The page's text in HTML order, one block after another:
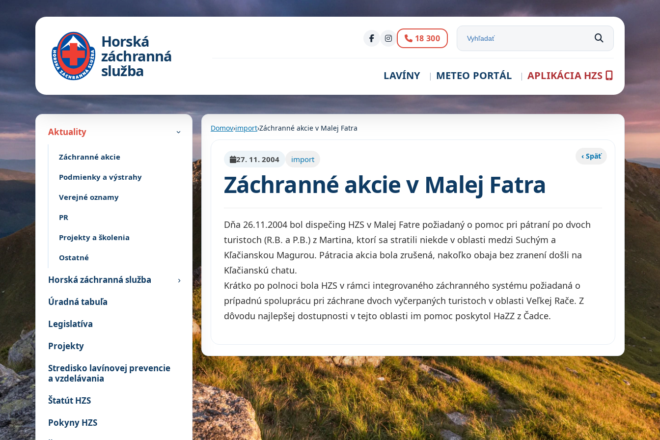
Horská
záchranná
služba
Volanie:
18 300 Vyhľadať na stránke
LAVÍNY METEO PORTÁL APLIKÁCIA HZS
Aktuality ›
Záchranné akcie
Podmienky a výstrahy
Verejné oznamy
PR
Projekty a školenia
Ostatné
Horská záchranná služba ›
Úradná tabuľa
Legislatíva
Projekty
Stredisko lavínovej prevencie
a vzdelávania
Štatút HZS
Pokyny HZS
Domov›import›Záchranné akcie v Malej Fatra
‹ Späť
27. 11. 2004 import
Záchranné akcie v Malej Fatra
Dňa 26.11.2004 bol dispečing HZS v Malej Fatre požiadaný o pomoc pri pátraní po dvoch
turistoch (R.B. a P.B.) z Martina, ktorí sa stratili niekde v oblasti medzi Suchým a
Kľačianskou Magurou. Pátracia akcia bola zrušená, nakoľko obaja bez zranení došli na
Kľačianskú chatu.
Krátko po polnoci bola HZS v rámci integrovaného záchranného systému požiadaná o
prípadnú spoluprácu pri záchrane dvoch vyčerpaných turistoch v oblasti Veľkej Rače. Z
dôvodu najlepšej dostupnosti v tejto oblasti im pomoc poskytol HaZZ z Čadce.